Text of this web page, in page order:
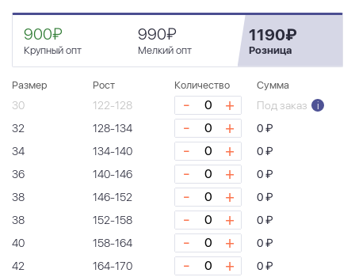
900₽
Крупный опт
990₽
Мелкий опт
1190₽
Розница
Размер Рост Количество Сумма
30 122-128 - + Под заказ
i
32
128-134 - +
0 ₽
34
134-140 - +
0 ₽
36
140-146 - +
0 ₽
38
146-152 - +
0 ₽
38
152-158 - +
0 ₽
40
158-164 - +
0 ₽
42
164-170 - +
0 ₽